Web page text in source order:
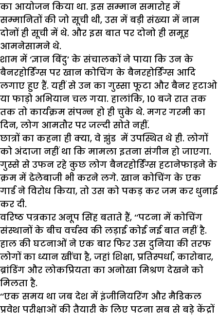
का आयोजन किया था. इस सम्मान समारोह में
सम्मानितों की जो सूची थी, उस में बड़ी संख्या में नाम
दोनों ही सूची में थे. और इस बात पर दोनो ही समूह
आमनेसामने थे.
शाम में ‘ज्ञान बिंदु’ के संचालकों ने पाया कि उन के
बैनरहोर्डिंग्स पर खान कोचिंग के बैनरहोर्डिंग्स आदि
लगाए हुए हैं. यहीं से उन का गुस्सा फूटा और बैनर हटाओ
या फाड़ो अभियान चल गया. हालांकि, 10 बजे रात तक
तक तो कार्यक्रम संपन्न हो ही चुके थे. मगर गरमी का
दिन, लोग आमतौर पर जल्दी सोते नहीं.
छात्रों का कहना ही क्या, वे झुंड में उपस्थित थे ही. लोगों
को अंदाजा नहीं था कि मामला इतना संगीन हो जाएगा.
गुस्से से उफन रहे कुछ लोग बैनरहोर्डिंग्स हटानेफाड़ने के
क्रम में ढेलेबाजी भी करने लगे. खान कोचिंग के एक
गार्ड ने विरोध किया, तो उस को पकड़ कर जम कर धुनाई
कर दी.
वरिष्ठ पत्रकार अनूप सिंह बताते हैं, ‘‘पटना में कोचिंग
संस्थानों के बीच वर्चस्व की लड़ाई कोई नई बात नहीं है.
हाल की घटनाओं ने एक बार फिर उस दुनिया की तरफ
लोगों का ध्यान खींचा है, जहां शिक्षा, प्रतिस्पर्धा, कारोबार,
ब्रांडिंग और लोकप्रियता का अनोखा मिश्रण देखने को
मिलता है.
‘‘एक समय था जब देश में इंजीनियरिंग और मैडिकल
प्रवेश परीक्षाओं की तैयारी के लिए पटना सब से बड़े केंद्रों